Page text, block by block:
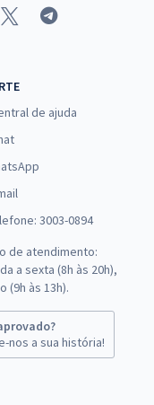
- Técnico do
de ajuda
3003-0894
de atendimento:
a sexta (8h às 20h),
(9h às 13h).
nos a sua história!